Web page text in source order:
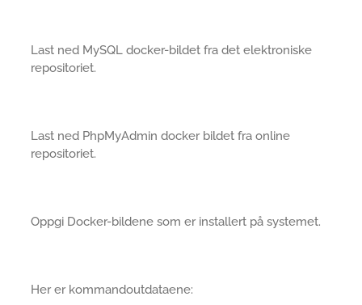
Last ned MySQL docker-bildet fra det elektroniske
repositoriet.
Last ned PhpMyAdmin docker bildet fra online
repositoriet.
Oppgi Docker-bildene som er installert på systemet.
Her er kommandoutdataene: